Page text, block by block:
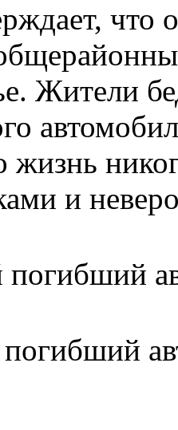
что
Жители
жизнь
и